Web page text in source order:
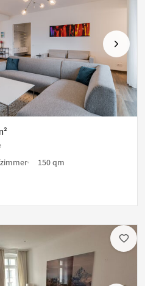
Nächste
150 qm